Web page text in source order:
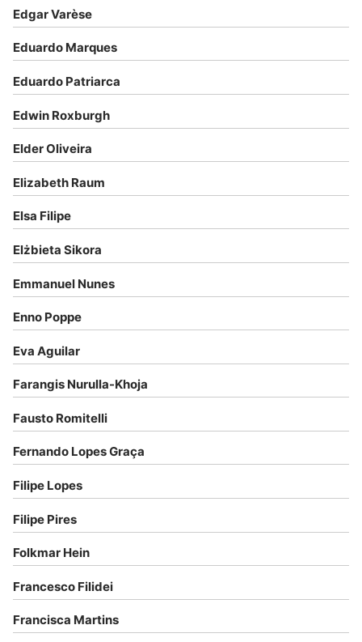
Edgar Varèse
Eduardo Marques
Eduardo Patriarca
Edwin Roxburgh
Elder Oliveira
Elizabeth Raum
Elsa Filipe
Elżbieta Sikora
Emmanuel Nunes
Enno Poppe
Eva Aguilar
Farangis Nurulla-Khoja
Fausto Romitelli
Fernando Lopes Graça
Filipe Lopes
Filipe Pires
Folkmar Hein
Francesco Filidei
Francisca Martins